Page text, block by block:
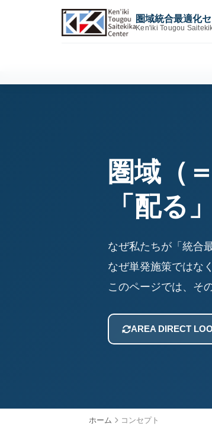
圏域統合最適化
Ken'iki Tougou
圏域（
「配る
なぜ私たちが「統合
なぜ単発施策ではな
このページでは、そ
AREA DIRECT
ホーム コンセプト